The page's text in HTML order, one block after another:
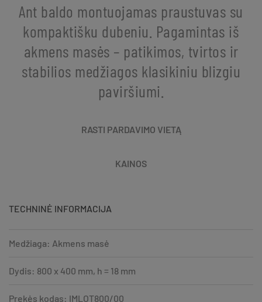
Ant baldo montuojamas praustuvas su
kompaktišku dubeniu. Pagamintas iš
akmens masės – patikimos, tvirtos ir
stabilios medžiagos klasikiniu blizgiu
paviršiumi.
RASTI PARDAVIMO VIETĄ
KAINOS
TECHNINĖ INFORMACIJA
Medžiaga: Akmens masė
Dydis: 800 x 400 mm, h = 18 mm
Prekės kodas: IMLOT800/00